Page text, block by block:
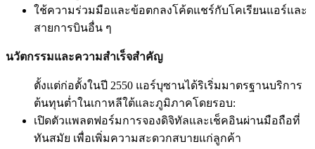
ใช้ความร่วมมือและข้อตกลงโค้ดแชร์กับโคเรียนแอร์และ
สายการบินอื่น ๆ
นวัตกรรมและความสำเร็จสำคัญ
ตั้งแต่ก่อตั้งในปี 2550 แอร์บุซานได้ริเริ่มมาตรฐานบริการ
ต้นทุนต่ำในเกาหลีใต้และภูมิภาคโดยรอบ:
เปิดตัวแพลตฟอร์มการจองดิจิทัลและเช็คอินผ่านมือถือที่
ทันสมัย เพื่อเพิ่มความสะดวกสบายแก่ลูกค้า